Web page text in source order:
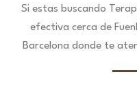
Si estas buscando
efectiva cerca de
Barcelona donde te